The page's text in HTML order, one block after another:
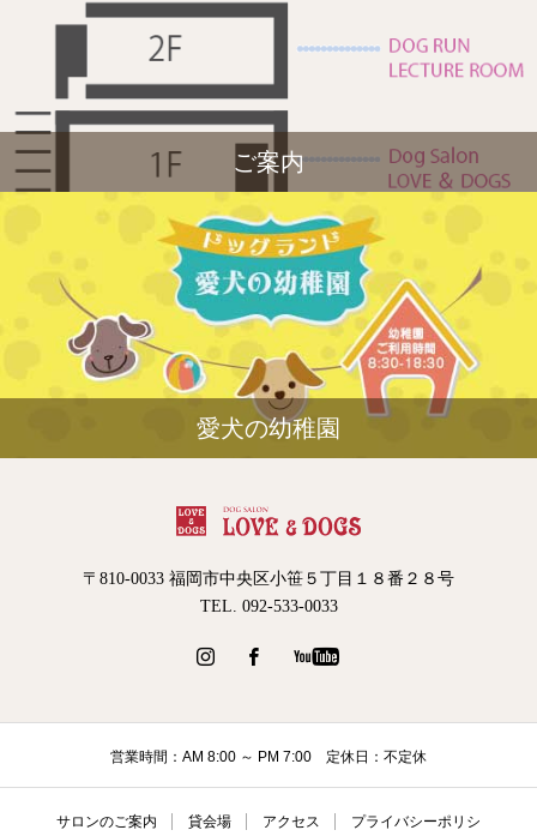
ご案内
愛犬の幼稚園
〒810-0033 福岡市中央区小笹５丁目１８番２８号
TEL. 092-533-0033
営業時間：AM 8:00 ～ PM 7:00 定休日：不定休
サロンのご案内 貸会場 アクセス プライバシーポリシ